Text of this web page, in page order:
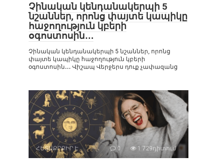
Չինական կենդանակերպի 5
նշաններ, որոնց փայտե կապիկը
հաջողություն կբերի
օգոստոսին․․․
Չինական կենդանակերպի 5 նշաններ, որոնց
փայտե կապիկը հաջողություն կբերի
օգոստոսին․․․ Վիշապ Վերջերս դուք չափազանց
ՀԵՏԱՔՐՔԻՐ Է 0 1 729դիտում